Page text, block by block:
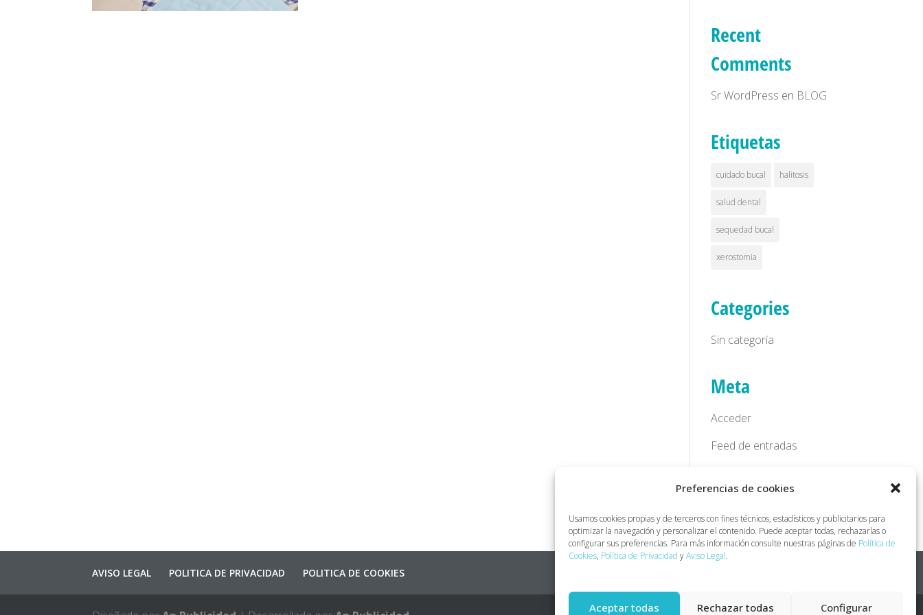
Preferencias de cookies
Usamos cookies propias y de terceros con fines técnicos, estadísticos y publicitarios para
optimizar la navegación y personalizar el contenido. Puede aceptar todas, rechazarlas o
configurar sus preferencias. Para más información consulte nuestras páginas de Política de
Cookies, Política de Privacidad yAviso Legal.
Aceptar todas Rechazar todas Configurar
Recent
Comments
Sr WordPress en BLOG
Etiquetas
cuidado bucal halitosis
salud dental
sequedad bucal
xerostomia
Categories
Sin categoría
Meta
Acceder
Feed de entradas
AVISO LEGAL POLITICA DE PRIVACIDAD POLITICA DE COOKIES